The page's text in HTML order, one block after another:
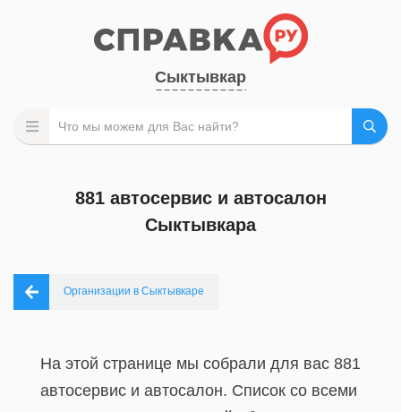
Сыктывкар
881 автосервис и автосалон
Сыктывкара
Организации в Сыктывкаре
На этой странице мы собрали для вас 881
автосервис и автосалон. Список со всеми